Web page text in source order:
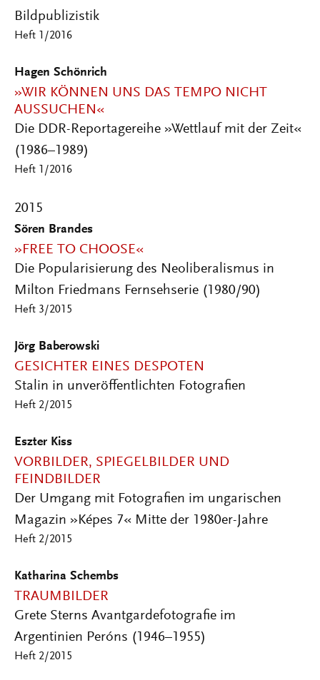
Bildpublizistik
Heft 1/2016
Hagen Schönrich
»WIR KÖNNEN UNS DAS TEMPO NICHT
AUSSUCHEN«
Die DDR-Reportagereihe »Wettlauf mit der Zeit«
(1986–1989)
Heft 1/2016
2015
Sören Brandes
»FREE TO CHOOSE«
Die Popularisierung des Neoliberalismus in
Milton Friedmans Fernsehserie (1980/90)
Heft 3/2015
Jörg Baberowski
GESICHTER EINES DESPOTEN
Stalin in unveröffentlichten Fotografien
Heft 2/2015
Eszter Kiss
VORBILDER, SPIEGELBILDER UND
FEINDBILDER
Der Umgang mit Fotografien im ungarischen
Magazin »Képes 7« Mitte der 1980er-Jahre
Heft 2/2015
Katharina Schembs
TRAUMBILDER
Grete Sterns Avantgardefotografie im
Argentinien Peróns (1946–1955)
Heft 2/2015